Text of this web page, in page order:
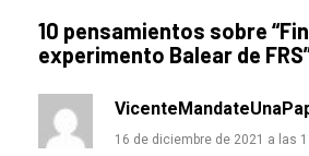
10 pensamientos sobre “
experimento Balear de FRS
16 de diciembre de 2021 a las